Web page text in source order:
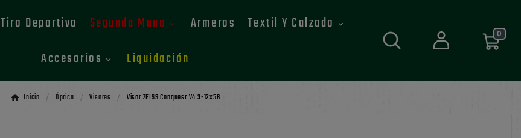
Tiro Deportivo Segunda Mano Armeros
Textil Y Calzado
Accesorios
Liquidación
0
Inicio Óptica Visores Visor ZEISS Conquest V4 3-12x56